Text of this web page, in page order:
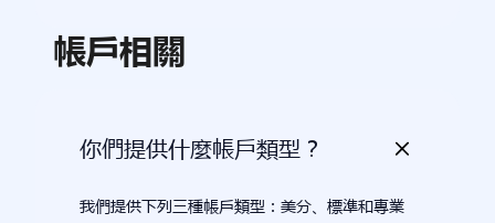
帳戶相關
你們提供什麼帳戶類型？
我們提供下列三種帳戶類型：美分、標準和專業